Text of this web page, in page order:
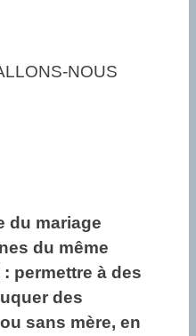
NOUS
du mariage
du même
: permettre à des
des
sans mère, en